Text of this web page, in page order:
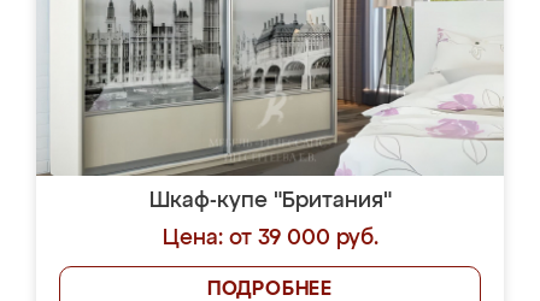
Шкаф-купе "Британия"
Цена: от 39 000 руб.
ПОДРОБНЕЕ